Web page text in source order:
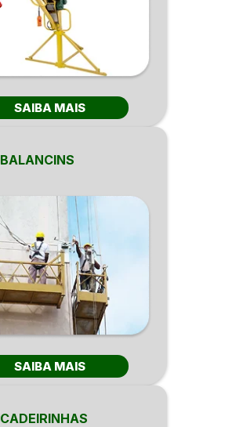
SAIBA MAIS
BALANCINS
SAIBA MAIS
CADEIRINHAS